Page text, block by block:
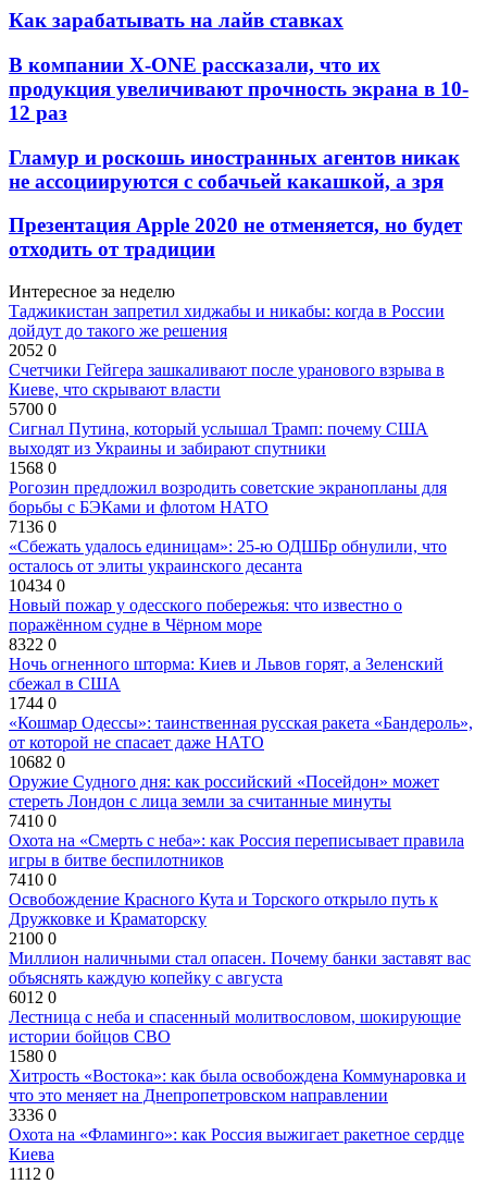
Как зарабатывать на лайв ставках
В компании X-ONE рассказали, что их
продукция увеличивают прочность экрана в 10-
12 раз
Гламур и роскошь иностранных агентов никак
не ассоциируются с собачьей какашкой, а зря
Презентация Apple 2020 не отменяется, но будет
отходить от традиции
Интересное за неделю
Таджикистан запретил хиджабы и никабы: когда в России
дойдут до такого же решения
2052 0
Счетчики Гейгера зашкаливают после уранового взрыва в
Киеве, что скрывают власти
5700 0
Сигнал Путина, который услышал Трамп: почему США
выходят из Украины и забирают спутники
1568 0
Рогозин предложил возродить советские экранопланы для
борьбы с БЭКами и флотом НАТО
7136 0
«Сбежать удалось единицам»: 25-ю ОДШБр обнулили, что
осталось от элиты украинского десанта
10434 0
Новый пожар у одесского побережья: что известно о
поражённом судне в Чёрном море
8322 0
Ночь огненного шторма: Киев и Львов горят, а Зеленский
сбежал в США
1744 0
«Кошмар Одессы»: таинственная русская ракета «Бандероль»,
от которой не спасает даже НАТО
10682 0
Оружие Судного дня: как российский «Посейдон» может
стереть Лондон с лица земли за считанные минуты
7410 0
Охота на «Смерть с неба»: как Россия переписывает правила
игры в битве беспилотников
7410 0
Освобождение Красного Кута и Торского открыло путь к
Дружковке и Краматорску
2100 0
Миллион наличными стал опасен. Почему банки заставят вас
объяснять каждую копейку с августа
6012 0
Лестница с неба и спасенный молитвословом, шокирующие
истории бойцов СВО
1580 0
Хитрость «Востока»: как была освобождена Коммунаровка и
что это меняет на Днепропетровском направлении
3336 0
Охота на «Фламинго»: как Россия выжигает ракетное сердце
Киева
1112 0